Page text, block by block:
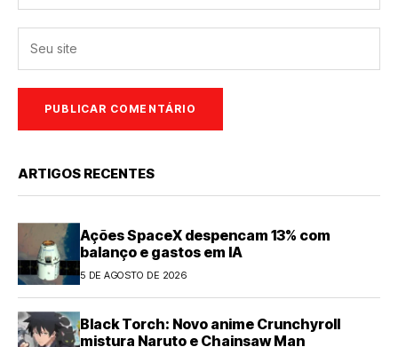
ARTIGOS RECENTES
Ações SpaceX despencam 13% com
balanço e gastos em IA
5 DE AGOSTO DE 2026
Black Torch: Novo anime Crunchyroll
mistura Naruto e Chainsaw Man